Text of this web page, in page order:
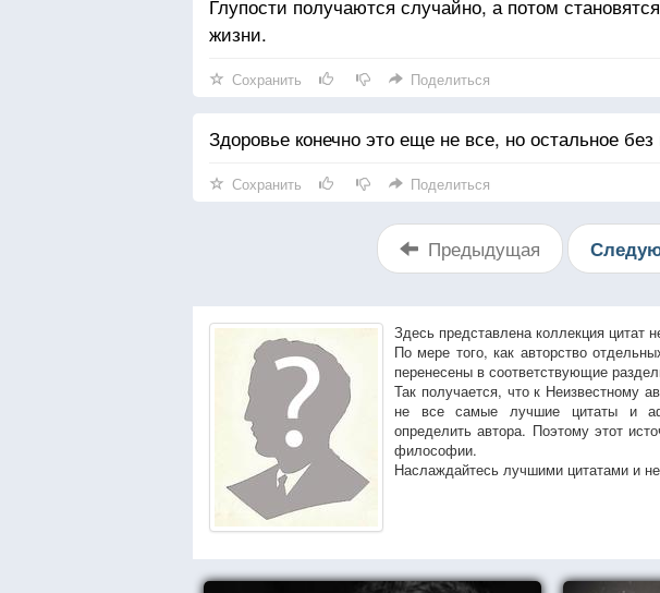
Глупости получаются случайно, а потом
жизни.
Сохранить Поделиться
Здоровье конечно это еще не все, но остальное без
Сохранить Поделиться
Предыдущая
Здесь представлена коллекция цитат
По мере того, как авторство
перенесены в соответствующие
Так получается, что к Неизвестному
не все самые лучшие цитаты и
определить автора. Поэтому этот
философии.
Наслаждайтесь лучшими цитатами и